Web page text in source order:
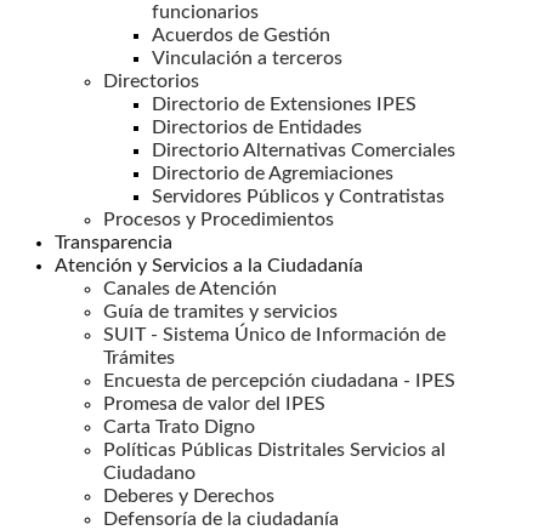
funcionarios
Acuerdos de Gestión
Vinculación a terceros
Directorios
Directorio de Extensiones IPES
Directorios de Entidades
Directorio Alternativas Comerciales
Directorio de Agremiaciones
Servidores Públicos y Contratistas
Procesos y Procedimientos
Transparencia
Atención y Servicios a la Ciudadanía
Canales de Atención
Guía de tramites y servicios
SUIT - Sistema Único de Información de
Trámites
Encuesta de percepción ciudadana - IPES
Promesa de valor del IPES
Carta Trato Digno
Políticas Públicas Distritales Servicios al
Ciudadano
Deberes y Derechos
Defensoría de la ciudadanía